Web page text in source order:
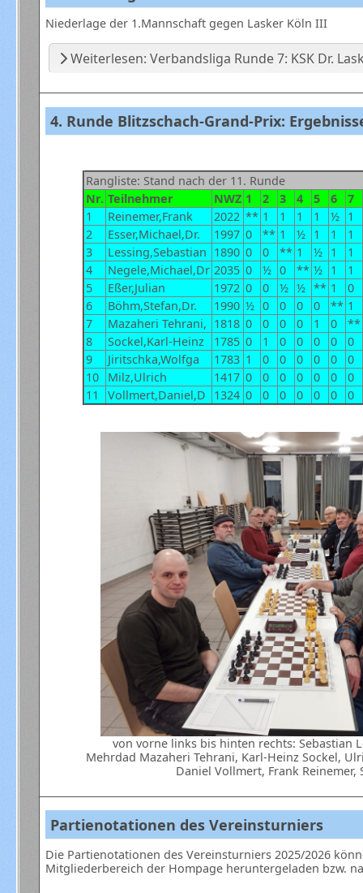
Niederlage der 1.Mannschaft gegen Lasker Köln III
Weiterlesen: Verbandsliga Runde 7: KSK Dr.
4. Runde Blitzschach-Grand-Prix:
Rangliste: Stand nach der 11. Runde
Nr. Teilnehmer NWZ 1 2 3 4 5 6
7
1
Reinemer,Frank 2022 ** 1 1 1 1 ½
1
2
Esser,Michael,Dr. 1997 0 ** 1 ½ 1 1
1
3
Lessing,Sebastian 1890 0 0 ** 1 ½ 1
1
4
Negele,Michael,Dr 2035 0 ½ 0 ** ½ 1
1
5
Eßer,Julian 1972 0 0 ½ ½ ** 1
0
6
Böhm,Stefan,Dr. 1990 ½ 0 0 0 0 ** 1
7
Mazaheri Tehrani, 1818 0 0 0 0 1 0
**
8
Sockel,Karl-Heinz 1785 0 1 0 0 0 0
0
9
Jiritschka,Wolfga 1783 1 0 0 0 0 0
0
10
Milz,Ulrich 1417 0 0 0 0 0 0
0
11
Vollmert,Daniel,D 1324 0 0 0 0 0 0 0
von vorne links bis hinten rechts: Sebastian
Mehrdad Mazaheri Tehrani, Karl-Heinz Sockel,
Daniel Vollmert, Frank Reinemer,
Partienotationen des Vereinsturniers
Die Partienotationen des Vereinsturniers 2025/2026
Mitgliederbereich der Hompage heruntergeladen bzw.